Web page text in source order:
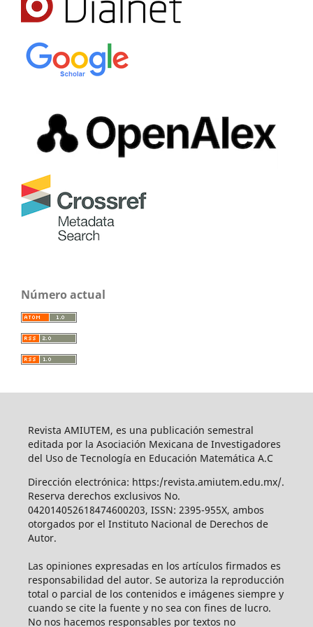
Número actual
Revista AMIUTEM, es una publicación semestral
editada por la Asociación Mexicana de Investigadores
del Uso de Tecnología en Educación Matemática A.C
Dirección electrónica: https:/revista.amiutem.edu.mx/.
Reserva derechos exclusivos No.
042014052618474600203, ISSN: 2395-955X, ambos
otorgados por el Instituto Nacional de Derechos de
Autor.
Las opiniones expresadas en los artículos firmados es
responsabilidad del autor. Se autoriza la reproducción
total o parcial de los contenidos e imágenes siempre y
cuando se cite la fuente y no sea con fines de lucro.
No nos hacemos responsables por textos no